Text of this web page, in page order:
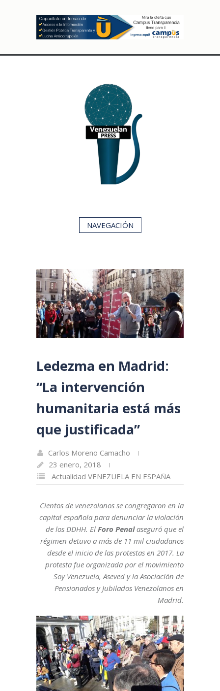
NAVEGACIÓN
Ledezma en Madrid:
“La intervención
humanitaria está más
que justificada”
Carlos Moreno Camacho
23 enero, 2018
Actualidad VENEZUELA EN ESPAÑA
Cientos de venezolanos se congregaron en la
capital española para denunciar la violación
de los DDHH. El Foro Penalaseguró que el
régimen detuvo a más de 11 mil ciudadanos
desde el inicio de las protestas en 2017. La
protesta fue organizada por el movimiento
Soy Venezuela, Aseved y la Asociación de
Pensionados y Jubilados Venezolanos en
Madrid.